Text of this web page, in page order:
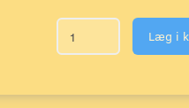
Læg i